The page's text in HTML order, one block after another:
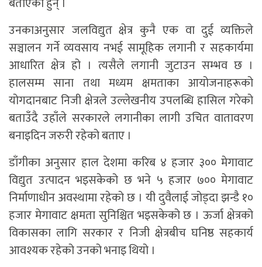
उनकाअनुसार जलविद्युत क्षेत्र कुनै एक वा दुई व्यक्तिले
सञ्चालन गर्ने व्यवसाय नभई सामूहिक लगानी र सहकार्यमा
आधारित क्षेत्र हो । त्यसैले लगानी जुटाउन सम्भव छ ।
हालसम्म साना तथा मध्यम क्षमताका आयोजनाहरूको
योगदानबाट निजी क्षेत्रले उल्लेखनीय उपलब्धि हासिल गरेको
बताउँदै उहाँले सरकारले लगानीका लागी उचित वातावरण
बनाइदिन जरुरी रहेको बताए ।
डाँगीका अनुसार हाल देशमा करिब ४ हजार ३०० मेगावाट
विद्युत उत्पादन भइसकेको छ भने ५ हजार ७०० मेगावाट
निर्माणाधीन अवस्थामा रहेको छ । यी दुवैलाई जोड्दा झन्डै १०
हजार मेगावाट क्षमता सुनिश्चित भइसकेको छ । ऊर्जा क्षेत्रको
विकासका लागि सरकार र निजी क्षेत्रबीच घनिष्ठ सहकार्य
आवश्यक रहेको उनको भनाइ थियो ।